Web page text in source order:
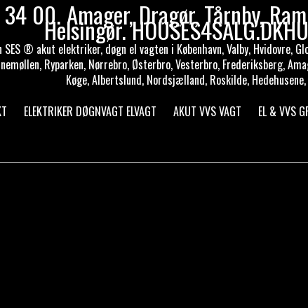
00. Amager, Dragør, Tårnby,
Helsingør.
® akut elektriker, døgn el vagten i København, Valby, Hvidovre,
Ryparken, Nørrebro, Østerbro, Vesterbro, Frederiksberg,
Køge, Albertslund, Nordsjælland, Roskilde,
ELEKTRIKER DØGNVAGT ELVAGT AKUT VVS VAGT EL & VVS